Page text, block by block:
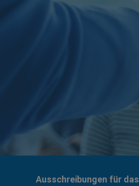
Ausschreibungen für